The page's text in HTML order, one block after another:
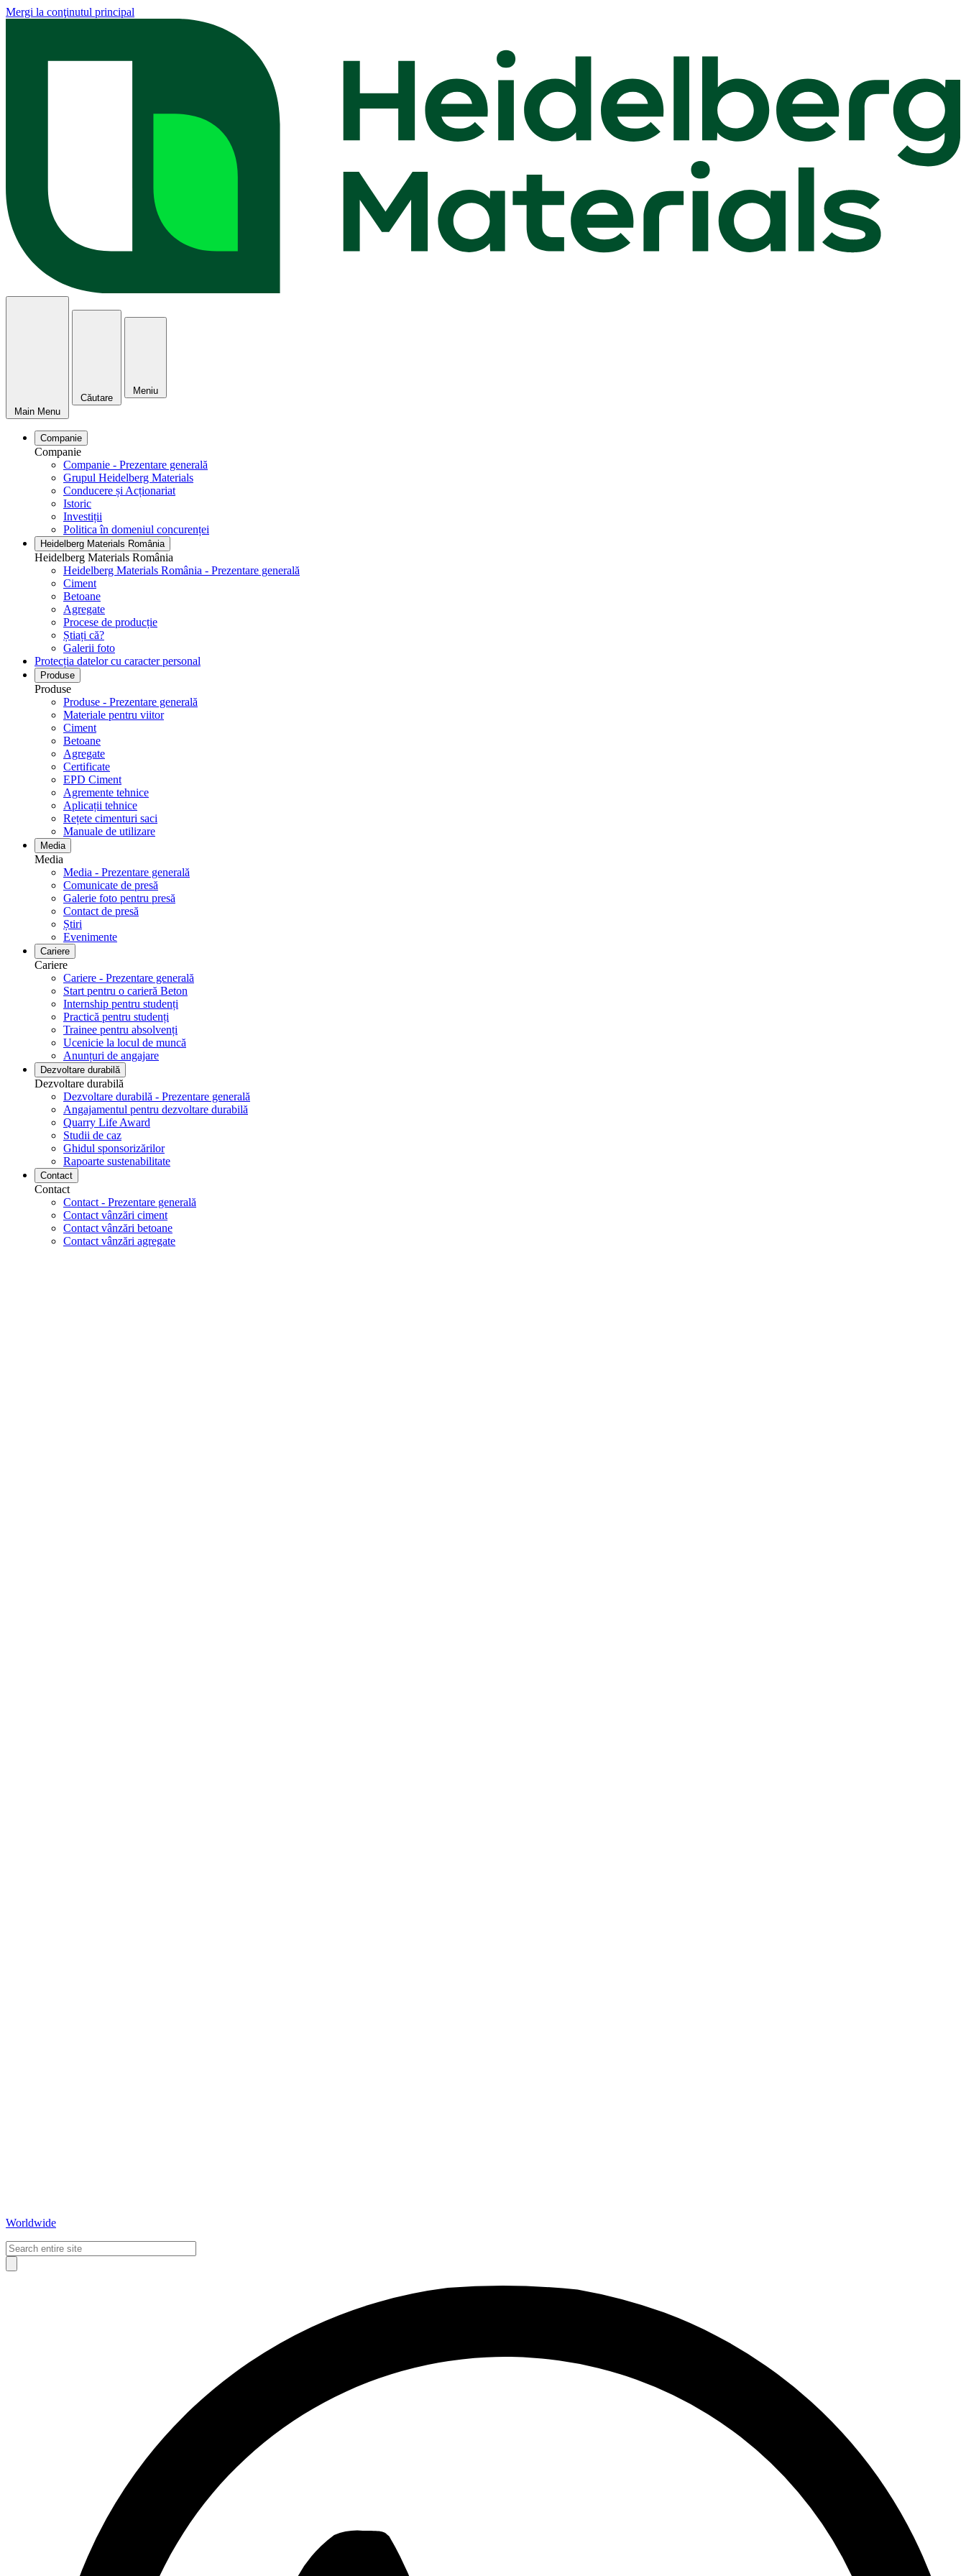
Mergi la conţinutul principal
Main Menu
Căutare
Meniu
Companie
Companie
Companie - Prezentare generală
Grupul Heidelberg Materials
Conducere și Acționariat
Istoric
Investiții
Politica în domeniul concurenței
Heidelberg Materials România
Heidelberg Materials România
Heidelberg Materials România - Prezentare generală
Ciment
Betoane
Agregate
Procese de producție
Știați că?
Galerii foto
Protecția datelor cu caracter personal
Produse
Produse
Produse - Prezentare generală
Materiale pentru viitor
Ciment
Betoane
Agregate
Certificate
EPD Ciment
Agremente tehnice
Aplicații tehnice
Rețete cimenturi saci
Manuale de utilizare
Media
Media
Media - Prezentare generală
Comunicate de presă
Galerie foto pentru ​​​​​​​presă
Contact de presă
Știri
Evenimente
Cariere
Cariere
Cariere - Prezentare generală
Start pentru o carieră Beton
Internship pentru studenți
Practică pentru studenți
Trainee pentru absolvenți
Ucenicie la locul de muncă
Anunțuri de angajare
Dezvoltare durabilă
Dezvoltare durabilă
Dezvoltare durabilă - Prezentare generală
Angajamentul pentru dezvoltare durabilă
Quarry Life Award
Studii de caz
Ghidul sponsorizărilor
Rapoarte sustenabilitate
Contact
Contact
Contact - Prezentare generală
Contact vânzări ciment
Contact vânzări betoane
Contact vânzări agregate
Worldwide